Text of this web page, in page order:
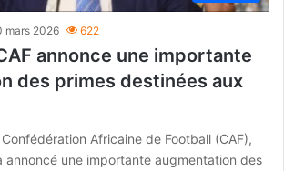
mars 2026 622
annonce une importante
des primes destinées aux
Africaine de Football (CAF),
annoncé une importante augmentation des